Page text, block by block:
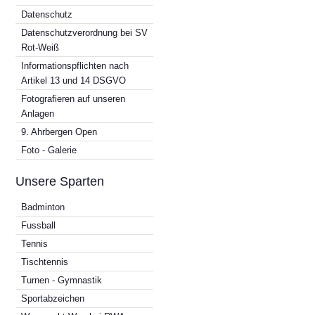
Datenschutz
Datenschutzverordnung bei SV
Rot-Weiß
Informationspflichten nach
Artikel 13 und 14 DSGVO
Fotografieren auf unseren
Anlagen
9. Ahrbergen Open
Foto - Galerie
Unsere Sparten
Badminton
Fussball
Tennis
Tischtennis
Turnen - Gymnastik
Sportabzeichen